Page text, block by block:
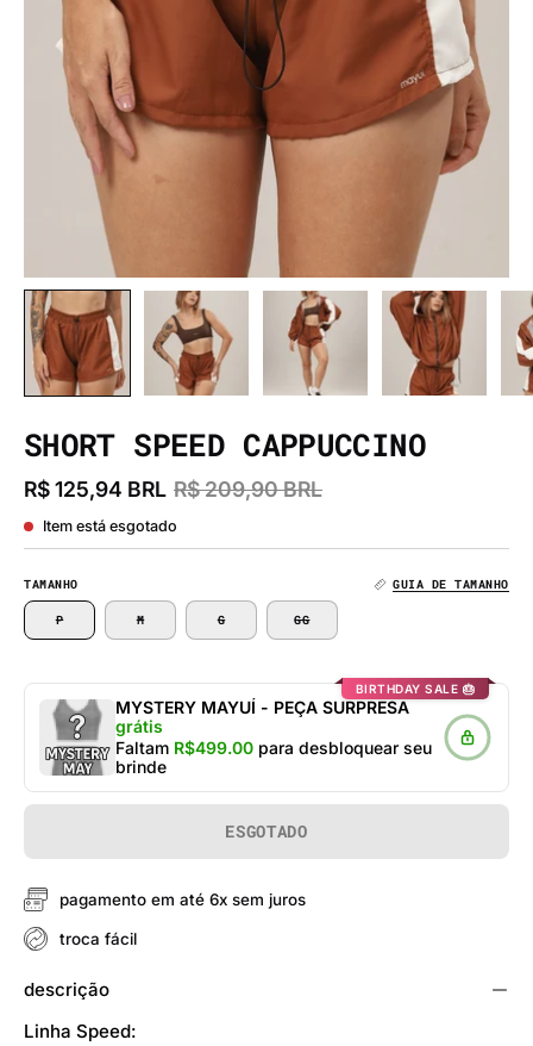
SHORT SPEED CAPPUCCINO
R$ 125,94 BRL R$ 209,90 BRL
Item está esgotado
TAMANHO GUIA DE TAMANHO
P M G GG
BIRTHDAY SALE 🎂
MYSTERY MAYUÍ - PEÇA SURPRESA
grátis
Faltam R$499.00 para desbloquear seu
brinde
ESGOTADO
pagamento em até 6x sem juros
troca fácil
descrição
Linha Speed: